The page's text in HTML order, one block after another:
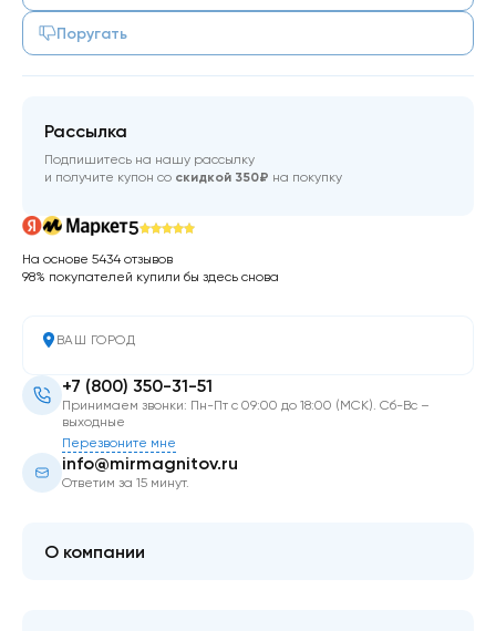
Поругать
ВАШ ГОРОД
+7 (800) 350-31-51
Принимаем звонки: Пн-Пт с 09:00 до 18:00 (МСК). Сб-Вс –
выходные
Перезвоните мне
info@mirmagnitov.ru
Ответим за 15 минут.
О компании
Рассылка
Подпишитесь на нашу рассылку
и получите купон со скидкой 350₽ на покупку
5
На основе 5434 отзывов
98% покупателей купили бы здесь снова